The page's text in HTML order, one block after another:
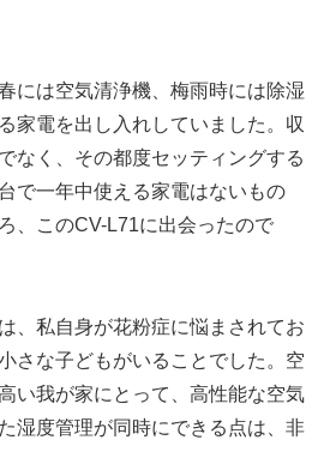
には空気清浄機、梅雨時には除湿
家電を出し入れしていました。収
なく、その都度セッティングする
で一年中使える家電はないもの
、このCV-L71に出会ったので
、私自身が花粉症に悩まされてお
さな子どもがいることでした。空
い我が家にとって、高性能な空気
湿度管理が同時にできる点は、非